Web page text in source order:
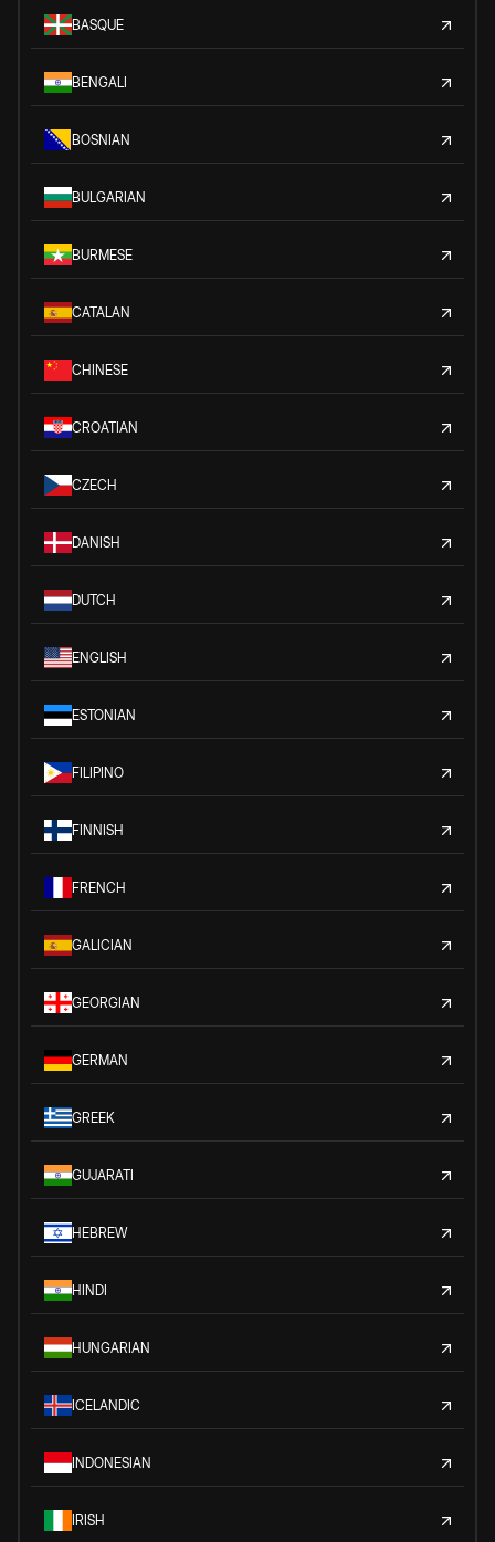
BASQUE
BENGALI
BOSNIAN
BULGARIAN
BURMESE
CATALAN
CHINESE
CROATIAN
CZECH
DANISH
DUTCH
ENGLISH
ESTONIAN
FILIPINO
FINNISH
FRENCH
GALICIAN
GEORGIAN
GERMAN
GREEK
GUJARATI
HEBREW
HINDI
HUNGARIAN
ICELANDIC
INDONESIAN
IRISH